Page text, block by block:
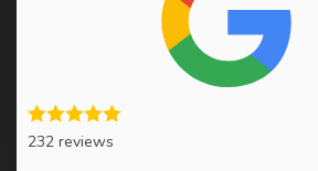
232 reviews